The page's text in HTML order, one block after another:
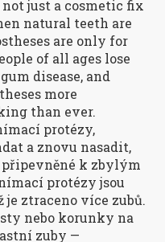
not just a cosmetic fix
natural teeth are
are only for
of all ages lose
disease, and
more
than ever.
protézy,
a znovu nasadit,
připevněné k zbylým
protézy jsou
je ztraceno více zubů.
nebo korunky na
zuby —